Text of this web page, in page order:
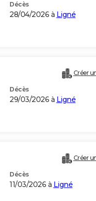
Décès
28/04/2026 à Ligné
Créer
Décès
29/03/2026 à Ligné
Créer
Décès
11/03/2026 à Ligné